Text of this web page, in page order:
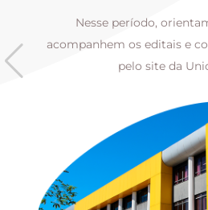
Nesse período,
acompanhem os editais e
pelo site da